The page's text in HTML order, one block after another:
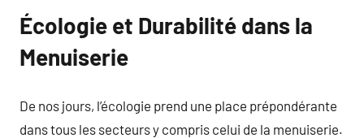
Écologie et Durabilité dans la
Menuiserie
De nos jours, l’écologie prend une place prépondérante
dans tous les secteurs y compris celui de la menuiserie.